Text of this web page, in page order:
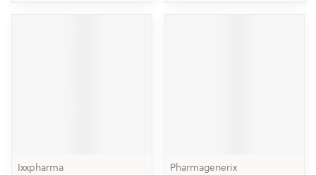
Ixxpharma Pharmagenerix